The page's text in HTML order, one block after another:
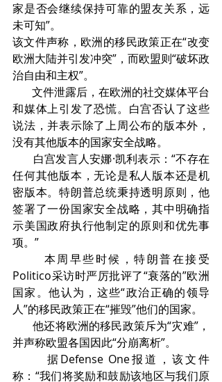
家是否会继续保持可靠的盟友关系，远
未可知”。
该文件声称，欧洲的移民政策正在“改变
欧洲大陆并引发冲突”，而欧盟则“破坏政
治自由和主权”。
文件泄露后，在欧洲的社交媒体平台
和媒体上引发了恐慌。白宫否认了这些
说法，并表示除了上周公布的版本外，
没有其他版本的国家安全战略。
白宫发言人安娜·凯利表示：“不存在
任何其他版本，无论是私人版本还是机
密版本。特朗普总统秉持透明原则，他
签署了一份国家安全战略，其中明确指
示美国政府执行他制定的原则和优先事
项。”
本周早些时候，特朗普在接受
Politico采访时严厉批评了“衰落的”欧洲
国家。他认为，这些“政治正确的领导
人”的移民政策正在“摧毁”他们的国家。
他还将欧洲的移民政策斥为“灾难”，
并声称欧盟各国因此“分崩离析”。
据Defense One报道，该文件
称：“我们将奖励和鼓励该地区与我们原